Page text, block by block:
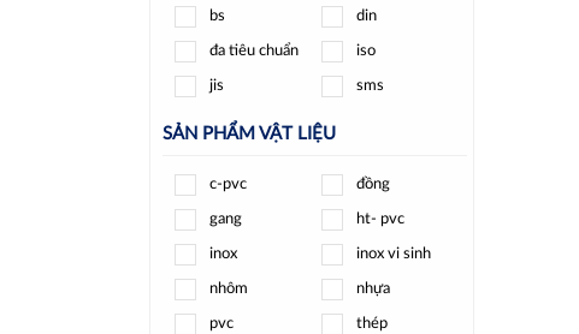
shinyi spiraxsarco
t-blue tpc
unid wise
wonil
yongchuang yoshitake
zenner
bs din
đa tiêu chuẩn iso
jis sms
SẢN PHẨM VẬT LIỆU
c-pvc đồng
gang ht- pvc
inox inox vi sinh
nhôm nhựa
pvc thép